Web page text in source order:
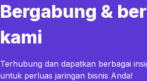
Bergabung &
kami
Terhubung dan dapatkan berbagai
untuk perluas jaringan bisnis Anda!